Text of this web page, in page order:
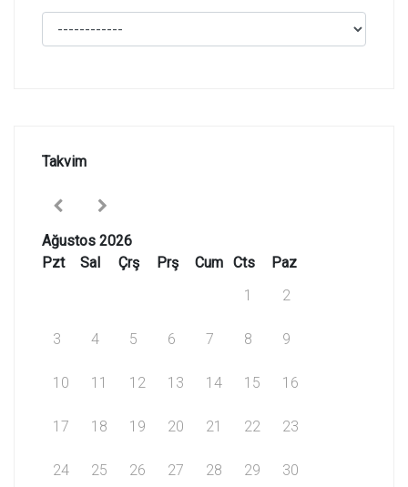
Takvim
Ağustos 2026
Pzt
Sal Çrş Prş Cum Cts
Paz
1
2
3 4 5 6 7 8 9
10 11 12 13 14 15 16
17 18 19 20 21 22 23
24 25 26 27 28 29 30